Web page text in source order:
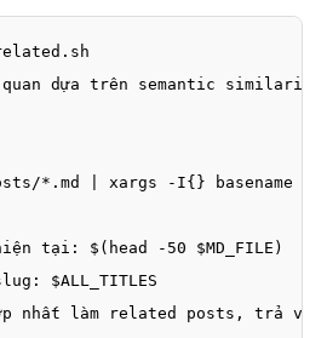
dựa trên semantic similarity
posts/*.md | xargs -I{}
tại: $(head -50 $MD_FILE)
$ALL_TITLES
nhất làm related posts, trả